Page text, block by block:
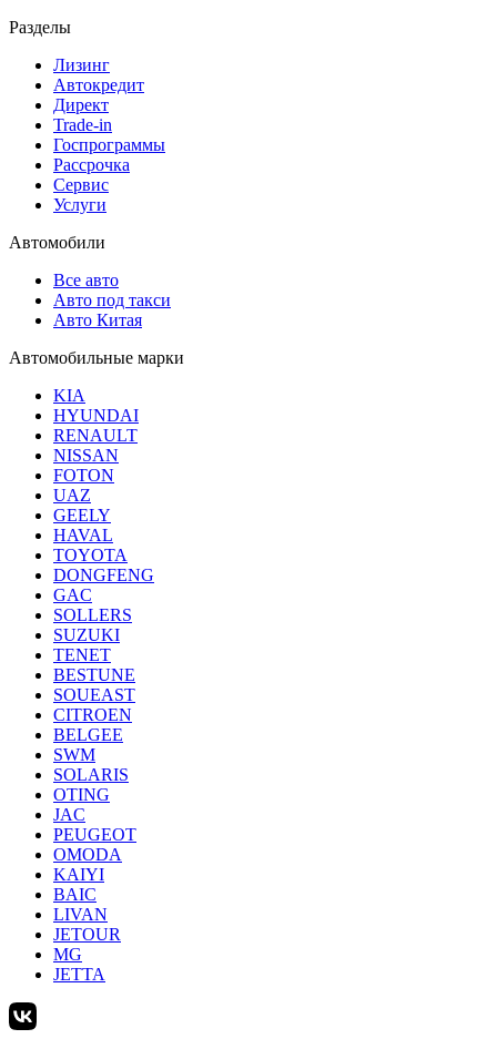
Разделы
Лизинг
Автокредит
Директ
Trade-in
Госпрограммы
Рассрочка
Сервис
Услуги
Автомобили
Все авто
Авто под такси
Авто Китая
Автомобильные марки
KIA
HYUNDAI
RENAULT
NISSAN
FOTON
UAZ
GEELY
HAVAL
TOYOTA
DONGFENG
GAC
SOLLERS
SUZUKI
TENET
BESTUNE
SOUEAST
CITROEN
BELGEE
SWM
SOLARIS
OTING
JAC
PEUGEOT
OMODA
KAIYI
BAIC
LIVAN
JETOUR
MG
JETTA